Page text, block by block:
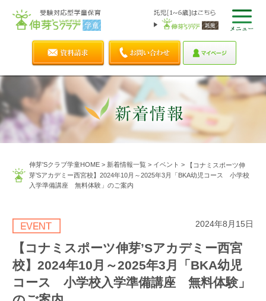
伸芽'Sクラブ学童HOME> 新着情報一覧> イベント >
【コナミスポーツ伸
芽’Sアカデミー西宮校】2024年10月～2025年3月「BKA幼児コース 小学校
入学準備講座 無料体験」のご案内
2024年8月15日
【コナミスポーツ伸芽’Sアカデミー西宮
校】2024年10月～2025年3月「BKA幼児
コース 小学校入学準備講座 無料体験」